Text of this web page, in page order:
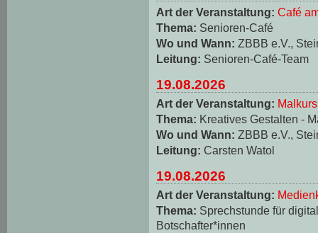
Art der Veranstaltung: Café
Thema: Senioren-Café
Wo und Wann: ZBBB e.V.,
Leitung: Senioren-Café-Team
19.08.2026
Art der Veranstaltung: Malkurs
Thema: Kreatives Gestalten -
Wo und Wann: ZBBB e.V.,
Leitung: Carsten Watol
19.08.2026
Art der Veranstaltung:
Thema: Sprechstunde für
Botschafter*innen